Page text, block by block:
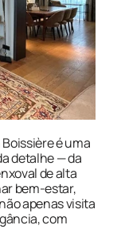
é uma
detalhe — da
de alta
bem-estar,
apenas visita
com